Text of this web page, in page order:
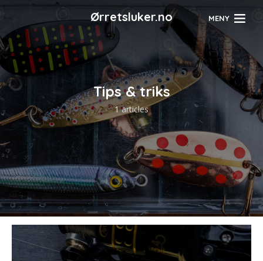
Ørretsluker.no MENY
Tips & triks
1 articles